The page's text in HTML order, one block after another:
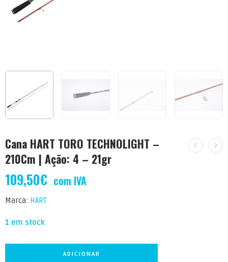
Cana HART TORO TECHNOLIGHT –
210Cm | Ação: 4 – 21gr
109,50€ com IVA
Marca: HART
1 em stock
ADICIONAR